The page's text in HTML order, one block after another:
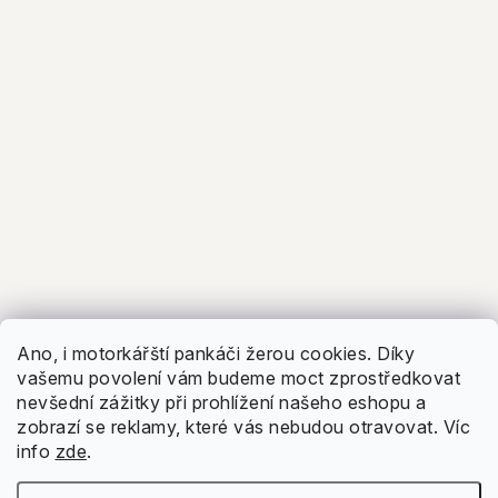
Ano, i motorkářští pankáči žerou cookies. Díky
vašemu povolení vám budeme moct zprostředkovat
nevšední zážitky při prohlížení našeho eshopu a
zobrazí se reklamy, které vás nebudou otravovat. Víc
info zde.